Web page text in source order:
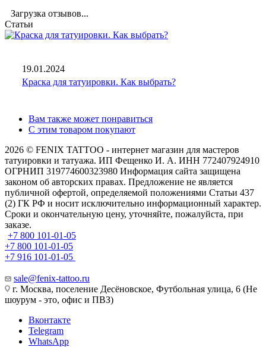
Загрузка отзывов...
Статьи
19.01.2024
Краска для татуировки. Как выбрать?
Вам также может понравиться
С этим товаром покупают
2026 © FENIX TATTOO - интернет магазин для мастеров
татуировки и татуажа. ИП Фещенко И. А. ИНН 772407924910
ОГРНИП 319774600323980 Информация сайта защищена
законом об авторских правах. Предложение не является
публичной офертой, определяемой положениями Статьи 437
(2) ГК РФ и носит исключительно информационный характер.
Сроки и окончательную цену, уточняйте, пожалуйста, при
заказе.
+7 800 101-01-05
+7 800 101-01-05
+7 916 101-01-05
sale@fenix-tattoo.ru
г. Москва, поселение Десёновское, Футбольная улица, 6 (Не
шоурум - это, офис и ПВЗ)
Вконтакте
Telegram
WhatsApp